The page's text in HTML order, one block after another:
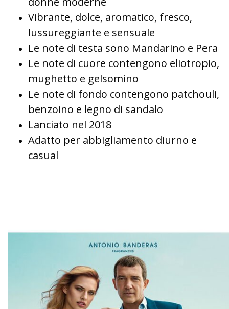
Vibrante, dolce, aromatico, fresco,
lussureggiante e sensuale
Le note di testa sono Mandarino e Pera
Le note di cuore contengono eliotropio,
mughetto e gelsomino
Le note di fondo contengono patchouli,
benzoino e legno di sandalo
Lanciato nel 2018
Adatto per abbigliamento diurno e
casual